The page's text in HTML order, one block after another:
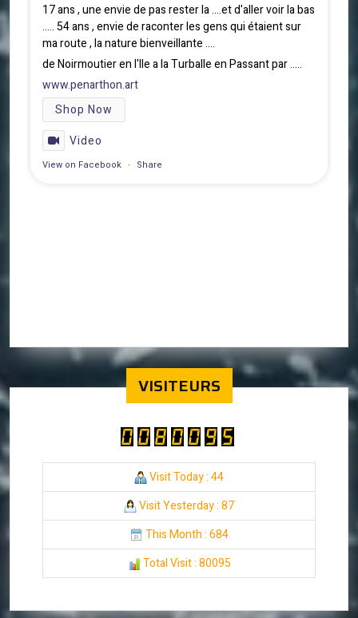
17 ans , une envie de pas rester la ....et d'aller voir la bas
..... 54 ans , envie de raconter les gens qui étaient sur
ma route , la nature bienveillante ....
de Noirmoutier en l'Ile a la Turballe en Passant par .....
www.penarthon.art
Shop Now
Video
View on Facebook · Share
VISITEURS
Visit Today : 44
Visit Yesterday : 87
This Month : 684
Total Visit : 80095